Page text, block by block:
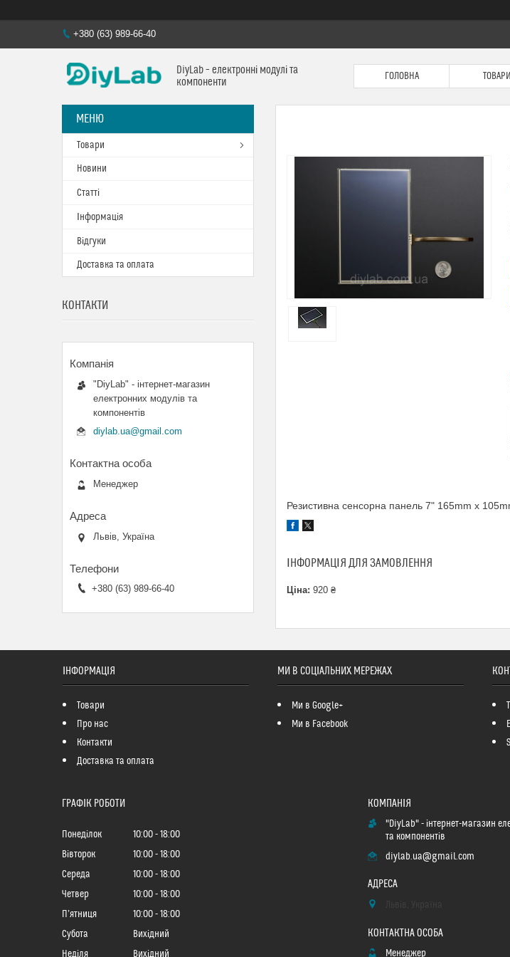
+380 (63) 989-66-40
DiyLab – електронні модулі та
компоненти
ГОЛОВНА ТОВАРИ
Резистивна сенсорна панель 7" 165mm x
ІНФОРМАЦІЯ ДЛЯ ЗАМОВЛЕННЯ
Ціна: 920 ₴
Товари
Новини
Статті
Інформація
Відгуки
Доставка та оплата
КОНТАКТИ
"DiyLab" - інтернет-магазин
електронних модулів та
компонентів
diylab.ua@gmail.com
Менеджер
Львів, Україна
+380 (63) 989-66-40
ІНФОРМАЦІЯ
Товари
Про нас
Контакти
Доставка та оплата
МИ В СОЦІАЛЬНИХ МЕРЕЖАХ
Ми в Google+
Ми в Facebook
ГРАФІК РОБОТИ
Понеділок 10:00
18:00
Вівторок
10:00
18:00
Середа
10:00
18:00
Четвер
10:00
18:00
Пʼятниця
10:00
18:00
Субота
Вихідний
Неділя
Вихідний
"DiyLab" - інтернет-магазин
та компонентів
diylab.ua@gmail.com
Менеджер